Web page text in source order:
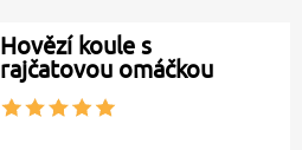
Hovězí koule s
rajčatovou omáčkou